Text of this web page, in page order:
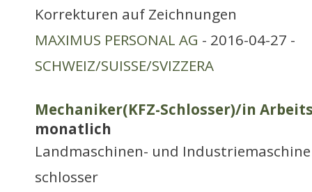
Korrekturen auf Zeichnungen
MAXIMUS PERSONAL AG - 2016-04-27 -
SCHWEIZ/SUISSE/SVIZZERA
Mechaniker(KFZ-Schlosser)/in
monatlich
Landmaschinen- und
schlosser